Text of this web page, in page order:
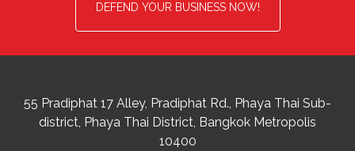
DEFEND YOUR BUSINESS NOW!
55 Pradiphat 17 Alley, Pradiphat Rd., Phaya Thai Sub-
district Phaya Thai District, Bangkok Metropolis
10400